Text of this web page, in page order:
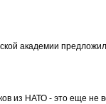
академии
из НАТО - это еще не